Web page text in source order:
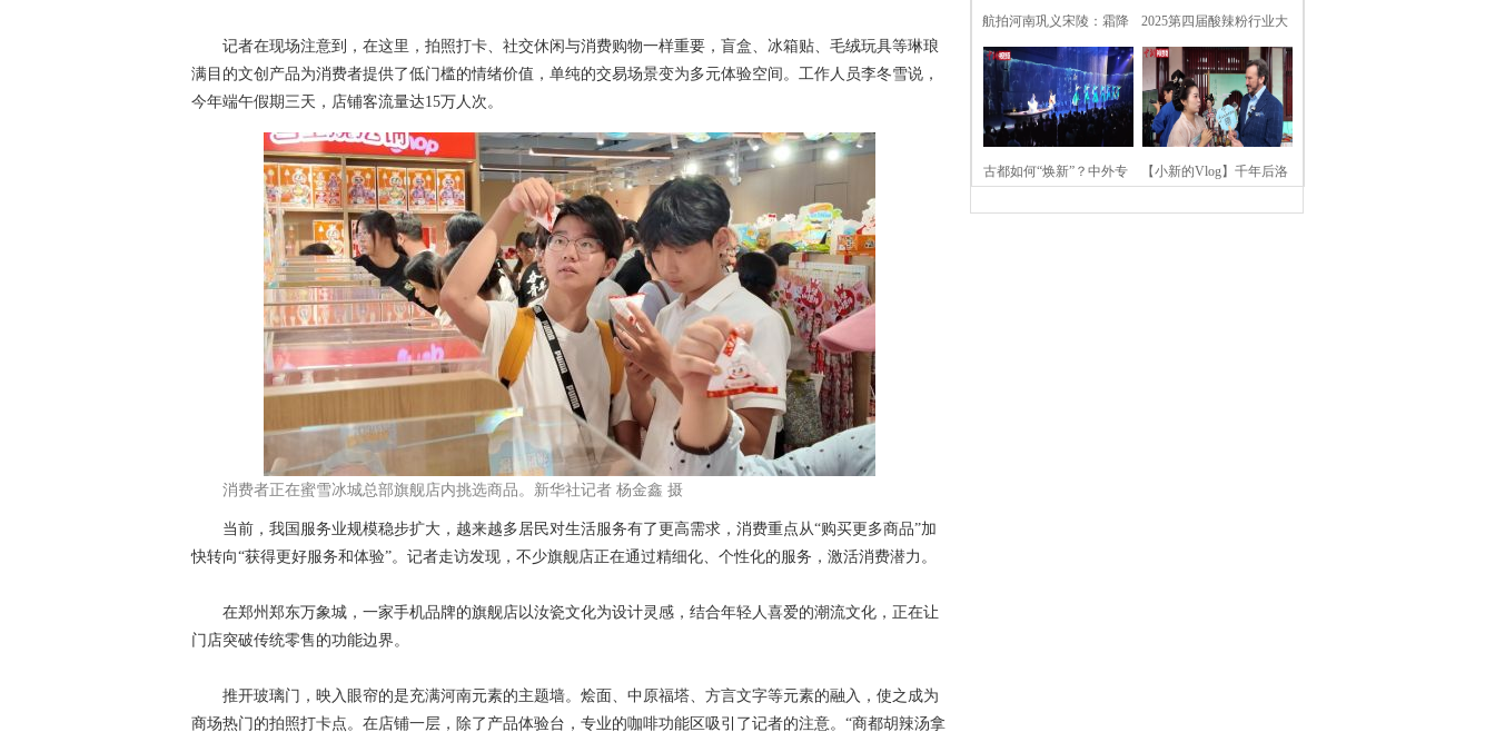
记者在现场注意到，在这里，拍照打卡、社交休闲与消费购物一样重要，盲盒、冰箱贴、毛绒玩具等琳琅
满目的文创产品为消费者提供了低门槛的情绪价值，单纯的交易场景变为多元体验空间。工作人员李冬雪说，
今年端午假期三天，店铺客流量达15万人次。
消费者正在蜜雪冰城总部旗舰店内挑选商品。新华社记者 杨金鑫 摄
当前，我国服务业规模稳步扩大，越来越多居民对生活服务有了更高需求，消费重点从“购买更多商品”加
快转向“获得更好服务和体验”。记者走访发现，不少旗舰店正在通过精细化、个性化的服务，激活消费潜力。
在郑州郑东万象城，一家手机品牌的旗舰店以汝瓷文化为设计灵感，结合年轻人喜爱的潮流文化，正在让
门店突破传统零售的功能边界。
推开玻璃门，映入眼帘的是充满河南元素的主题墙。烩面、中原福塔、方言文字等元素的融入，使之成为
商场热门的拍照打卡点。在店铺一层，除了产品体验台，专业的咖啡功能区吸引了记者的注意。“商都胡辣汤拿
航拍河南巩义宋陵：霜降
时节高粱红
2025第四届酸辣粉行业大
会在河南开封举行
古都如何“焕新”？中外专 【小新的Vlog】千年后洛